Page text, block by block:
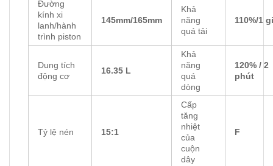
Đường
kính xi
lanh/hành
trình piston
145mm/165mm
Khả
năng
quá tải
110%/1
Dung tích
động cơ
16.35 L
Khả
năng
quá
dòng
120% / 2
phút
Tỷ lệ nén 15:1
Cấp
tăng
nhiệt
của
cuộn
dây
F